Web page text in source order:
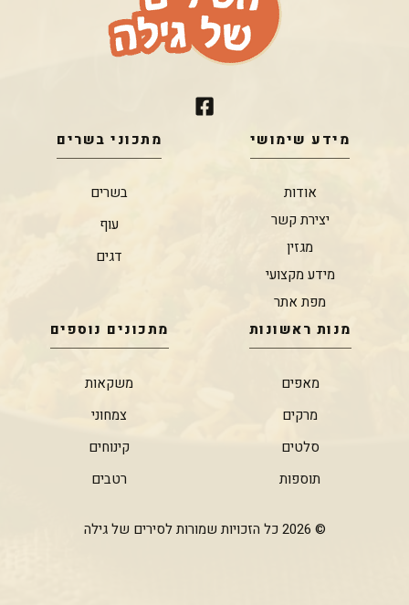
מידע שימושי
אודות
יצירת קשר
מגזין
מידע מקצועי
מפת אתר
מתכוני בשרים
בשרים
עוף
דגים
מנות ראשונות
מאפים
מרקים
סלטים
תוספות
מתכונים נוספים
משקאות
צמחוני
קינוחים
רטבים
© 2026 כל הזכויות שמורות לסירים של גילה